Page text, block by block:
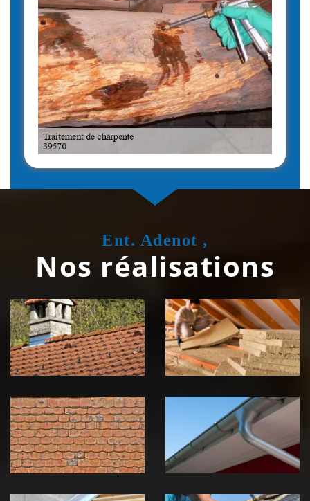
Ent. Adenot ,
Nos réalisations
Couvreur
zingueur 39
Jura
Isolation de
toiture 39
Jura
démoussage de
toiture 39
Jura
pose de
gouttière 39
Jura